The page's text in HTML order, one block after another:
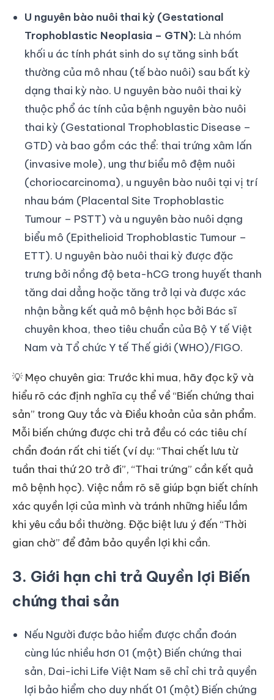
U nguyên bào nuôi thai kỳ (Gestational
Trophoblastic Neoplasia – GTN): Là nhóm
khối u ác tính phát sinh do sự tăng sinh bất
thường của mô nhau (tế bào nuôi) sau bất kỳ
dạng thai kỳ nào. U nguyên bào nuôi thai kỳ
thuộc phổ ác tính của bệnh nguyên bào nuôi
thai kỳ (Gestational Trophoblastic Disease –
GTD) và bao gồm các thể: thai trứng xâm lấn
(invasive mole), ung thư biểu mô đệm nuôi
(choriocarcinoma), u nguyên bào nuôi tại vị trí
nhau bám (Placental Site Trophoblastic
Tumour – PSTT) và u nguyên bào nuôi dạng
biểu mô (Epithelioid Trophoblastic Tumour –
ETT). U nguyên bào nuôi thai kỳ được đặc
trưng bởi nồng độ beta-hCG trong huyết thanh
tăng dai dẳng hoặc tăng trở lại và được xác
nhận bằng kết quả mô bệnh học bởi Bác sĩ
chuyên khoa, theo tiêu chuẩn của Bộ Y tế Việt
Nam và Tổ chức Y tế Thế giới (WHO)/FIGO.
💡 Mẹo chuyên gia: Trước khi mua, hãy đọc kỹ và
hiểu rõ các định nghĩa cụ thể về “Biến chứng thai
sản” trong Quy tắc và Điều khoản của sản phẩm.
Mỗi biến chứng được chi trả đều có các tiêu chí
chẩn đoán rất chi tiết (ví dụ: “Thai chết lưu từ
tuần thai thứ 20 trở đi”, “Thai trứng” cần kết quả
mô bệnh học). Việc nắm rõ sẽ giúp bạn biết chính
xác quyền lợi của mình và tránh những hiểu lầm
khi yêu cầu bồi thường. Đặc biệt lưu ý đến “Thời
gian chờ” để đảm bảo quyền lợi khi cần.
3. Giới hạn chi trả Quyền lợi Biến
chứng thai sản
Nếu Người được bảo hiểm được chẩn đoán
cùng lúc nhiều hơn 01 (một) Biến chứng thai
sản, Dai-ichi Life Việt Nam sẽ chỉ chi trả quyền
lợi bảo hiểm cho duy nhất 01 (một) Biến chứng